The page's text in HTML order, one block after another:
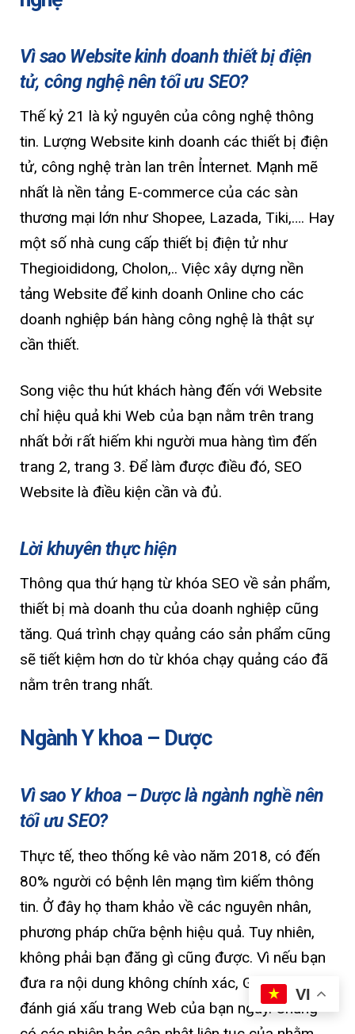
Vì sao Website kinh doanh thiết bị điện
tử, công nghệ nên tối ưu SEO?
Thế kỷ 21 là kỷ nguyên của công nghệ thông
tin. Lượng Website kinh doanh các thiết bị điện
tử, công nghệ tràn lan trên Ỉnternet. Mạnh mẽ
nhất là nền tảng E-commerce của các sàn
thương mại lớn như Shopee, Lazada, Tiki,…. Hay
một số nhà cung cấp thiết bị điện tử như
Thegioididong, Cholon,.. Việc xây dựng nền
tảng Website để kinh doanh Online cho các
doanh nghiệp bán hàng công nghệ là thật sự
cần thiết.
Song việc thu hút khách hàng đến với Website
chỉ hiệu quả khi Web của bạn nằm trên trang
nhất bởi rất hiếm khi người mua hàng tìm đến
trang 2, trang 3. Để làm được điều đó, SEO
Website là điều kiện cần và đủ.
Lời khuyên thực hiện
Thông qua thứ hạng từ khóa SEO về sản phẩm,
thiết bị mà doanh thu của doanh nghiệp cũng
tăng. Quá trình chạy quảng cáo sản phẩm cũng
sẽ tiết kiệm hơn do từ khóa chạy quảng cáo đã
nằm trên trang nhất.
Ngành Y khoa – Dược
Vì sao Y khoa – Dược là ngành nghề nên
tối ưu SEO?
Thực tế, theo thống kê vào năm 2018, có đến
80% người có bệnh lên mạng tìm kiếm thông
tin. Ở đây họ tham khảo về các nguyên nhân,
phương pháp chữa bệnh hiệu quả. Tuy nhiên,
không phải bạn đăng gì cũng được. Vì nếu bạn
đưa ra nội dung không chính xác, Google sẽ
đánh giá xấu trang Web của bạn ngay. Chúng
VI